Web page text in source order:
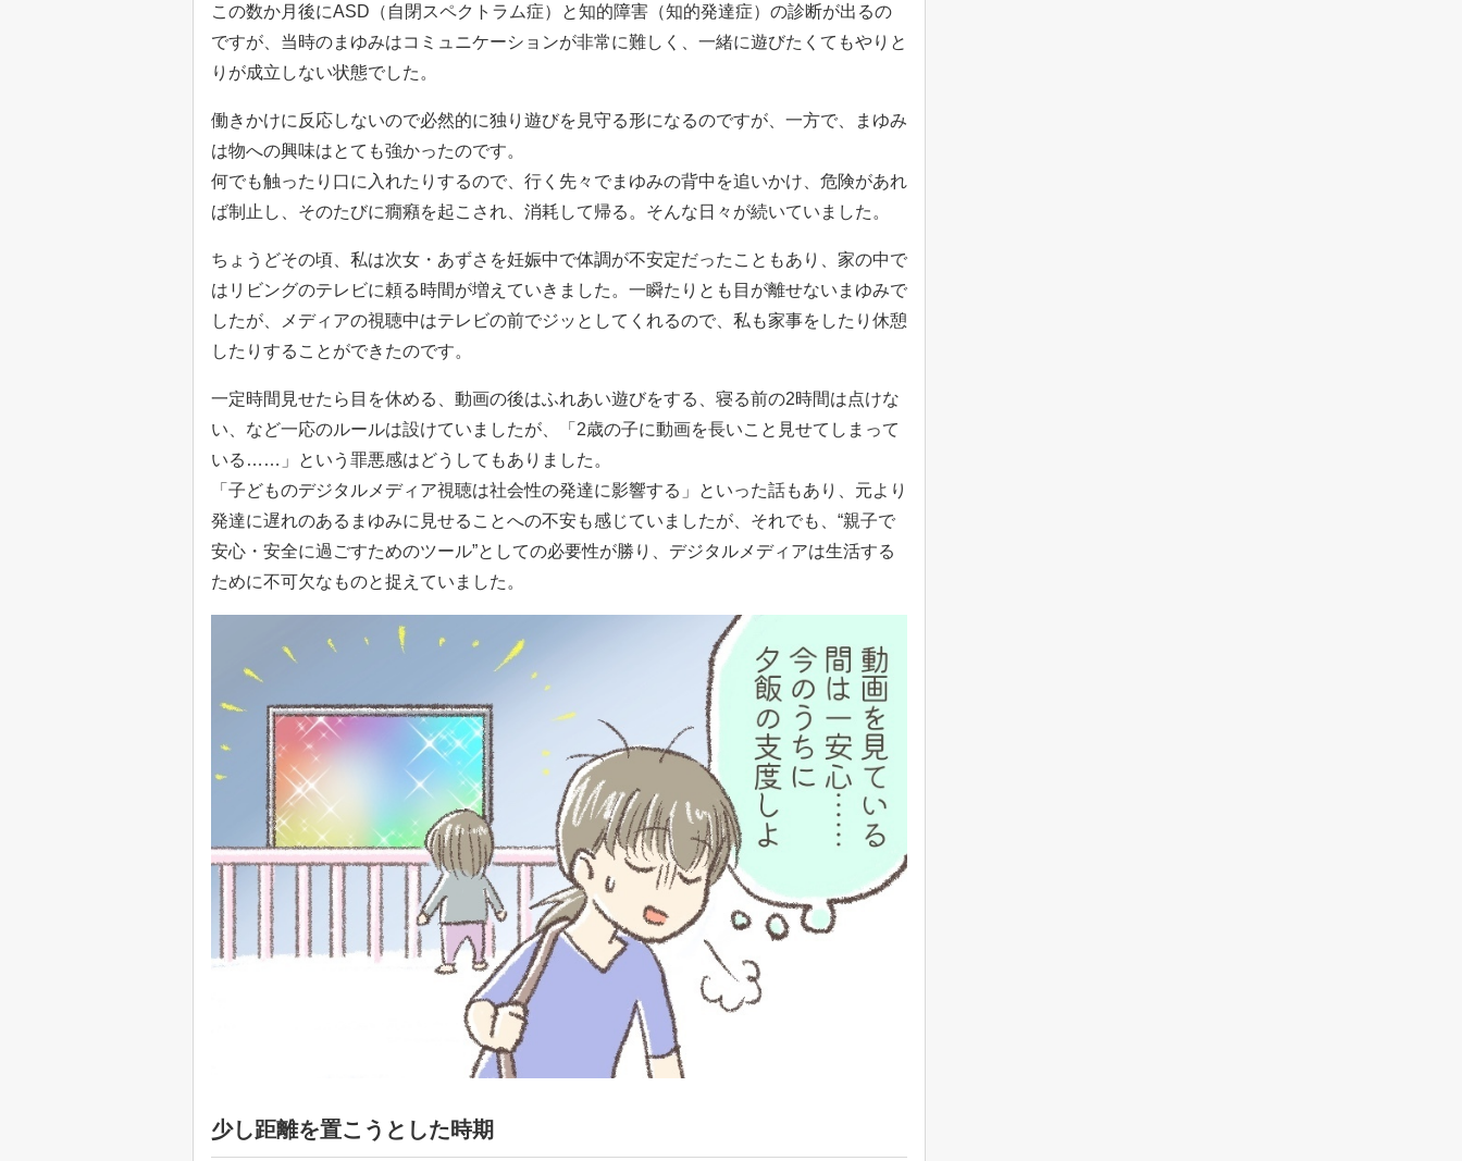
この数か月後にASD（自閉スペクトラム症）と知的障害（知的発達症）の診断が出るの
ですが、当時のまゆみはコミュニケーションが非常に難しく、一緒に遊びたくてもやりと
りが成立しない状態でした。
働きかけに反応しないので必然的に独り遊びを見守る形になるのですが、一方で、まゆみ
は物への興味はとても強かったのです。
何でも触ったり口に入れたりするので、行く先々でまゆみの背中を追いかけ、危険があれ
ば制止し、そのたびに癇癪を起こされ、消耗して帰る。そんな日々が続いていました。
ちょうどその頃、私は次女・あずさを妊娠中で体調が不安定だったこともあり、家の中で
はリビングのテレビに頼る時間が増えていきました。一瞬たりとも目が離せないまゆみで
したが、メディアの視聴中はテレビの前でジッとしてくれるので、私も家事をしたり休憩
したりすることができたのです。
一定時間見せたら目を休める、動画の後はふれあい遊びをする、寝る前の2時間は点けな
い、など一応のルールは設けていましたが、「2歳の子に動画を長いこと見せてしまって
いる……」という罪悪感はどうしてもありました。
「子どものデジタルメディア視聴は社会性の発達に影響する」といった話もあり、元より
発達に遅れのあるまゆみに見せることへの不安も感じていましたが、それでも、“親子で
安心・安全に過ごすためのツール”としての必要性が勝り、デジタルメディアは生活する
ために不可欠なものと捉えていました。
少し距離を置こうとした時期